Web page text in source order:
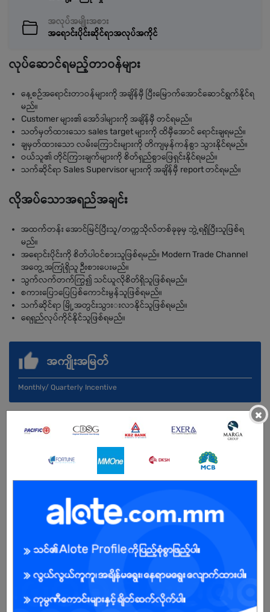
အလုပ်အမျိုးအစား
အရောင်းပိုင်းဆိုင်ရာအလုပ်အကိုင်
လုပ်ဆောင်ရမည့်တာဝန်များ
နေ့စဉ်အရောင်းတာဝန်များကို အချိန်မှီ ပြီးမြောက်အောင်ဆောင်ရွက်နိုင်ရ
မည်။
Customer များ၏ ‌အော်ဒါများကို အချိန်မှီ တင်ရမည်။
သတ်မှတ်ထားသော sales target များကို ထိမှီအောင် ရောင်းချရမည်။
ချမှတ်ထားသော လမ်းကြောင်းများကို တိကျမှန်ကန်စွာ သွားနိုင်ရမည်။
ဝယ်သူ၏ တိုင်ကြားချက်များကို စိတ်ရှည်စွာဖြေရှင်းနိုင်ရမည်။
သက်ဆိုင်ရာ Sales Supervisor များကို အချိန်မှီ report တင်ရမည်။
လိုအပ်သောအရည်အချင်း
အထက်တန်း အောင်မြင်ပြီးသူ/တက္ကသိုလ်တစ်ခုခုမှ ဘွဲ့ရရှိပြီးသူဖြစ်ရ
မည်။
အရောင်းပိုင်းကို စိတ်ပါဝင်စားသူဖြစ်ရမည်။ Modern Trade Channel
အတွေ့အကြုံရှိသူ ဉီးစားပေးမည်။
သွက်လက်တက်ကြွ၍ သင်ယူလိုစိတ်ရှိသူဖြစ်ရမည်။
စကားပြောပြေပြစ်ကောင်းမွန်သူဖြစ်ရမည်။
သက်ဆိုင်ရာ မြို့အတွင်းသွားးလာနိုင်သူဖြစ်ရမည်။
ရေရှည်လုပ်ကိုင်နိုင်သူဖြစ်ရမည်။
အကျိုးအမြတ်
Monthly/ Quarterly Incentive
အခွင့်အရေးရှိသူ : ကျား/မ
×